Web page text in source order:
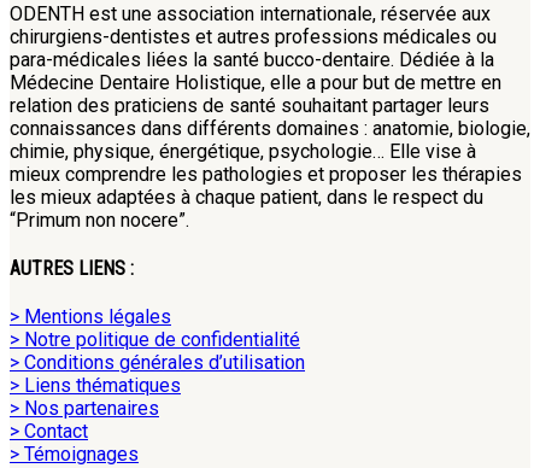
ODENTH est une association internationale, réservée aux
chirurgiens-dentistes et autres professions médicales ou
para-médicales liées la santé bucco-dentaire. Dédiée à la
Médecine Dentaire Holistique, elle a pour but de mettre en
relation des praticiens de santé souhaitant partager leurs
connaissances dans différents domaines : anatomie, biologie,
chimie, physique, énergétique, psychologie… Elle vise à
mieux comprendre les pathologies et proposer les thérapies
les mieux adaptées à chaque patient, dans le respect du
“Primum non nocere”.
AUTRES LIENS :
> Mentions légales
> Notre politique de confidentialité
> Conditions générales d’utilisation
> Liens thématiques
> Nos partenaires
> Contact
> Témoignages